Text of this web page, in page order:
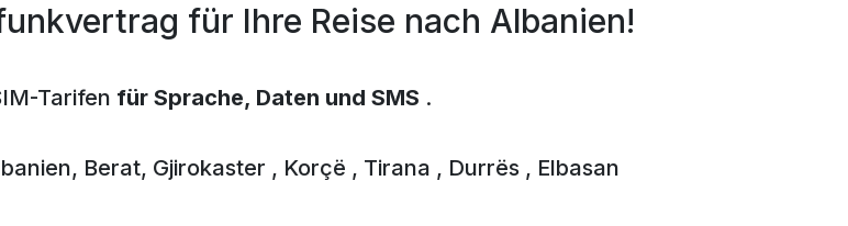
für Ihre Reise nach Albanien!
Tarifen für Sprache, Daten und SMS .
Berat, Gjirokaster , Korçë , Tirana , Durrës , Elbasan